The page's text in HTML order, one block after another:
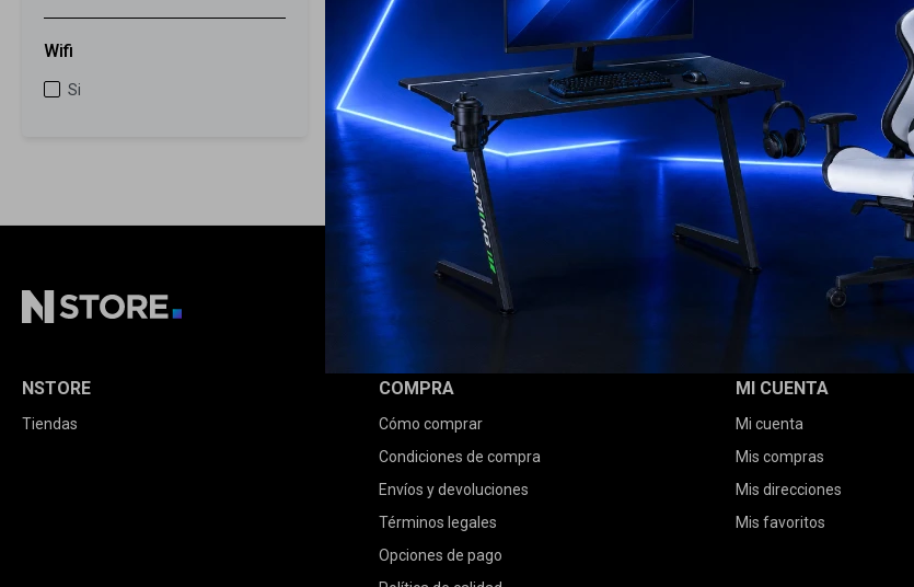
Wifi
Si
NSTORE
Tiendas
COMPRA
Cómo comprar
Condiciones de compra
Envíos y devoluciones
Términos legales
Opciones de pago
MI CUENTA
Mi cuenta
Mis compras
Mis direcciones
Mis favoritos